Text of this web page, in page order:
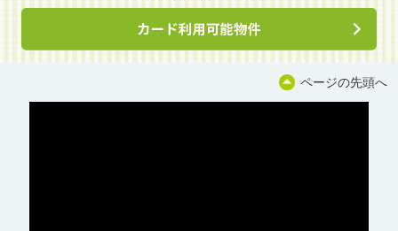
ページの先頭へ